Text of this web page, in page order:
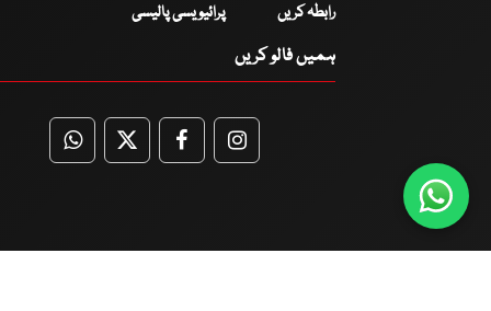
رابطہ کریں پرائیویسی پالیسی
ہمیں فالو کریں
WhatsApp
TwitterFacebookFacebook